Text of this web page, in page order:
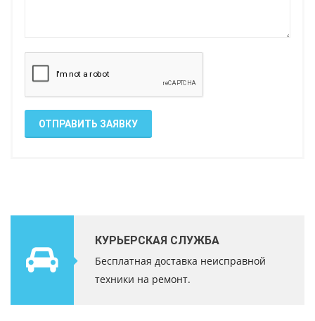
ОТПРАВИТЬ ЗАЯВКУ
КУРЬЕРСКАЯ СЛУЖБА
Бесплатная доставка неисправной
техники на ремонт.